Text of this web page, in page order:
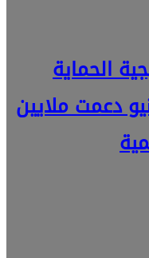
الحماية
منذ 30 يونيو دعمت ملايين